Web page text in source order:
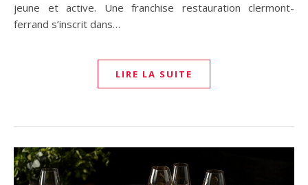
jeune et active. Une franchise restauration clermont-
ferrand s’inscrit dans…
LIRE LA SUITE